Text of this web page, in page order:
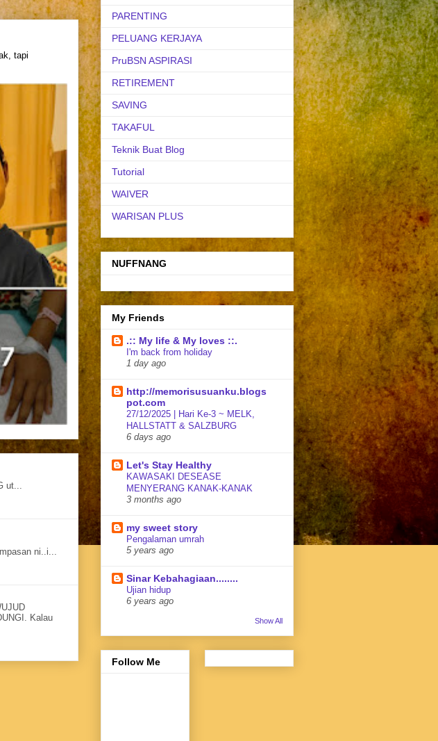
tapi
ut...
ni..i...
Kalau
PARENTING
PELUANG KERJAYA
PruBSN ASPIRASI
RETIREMENT
SAVING
TAKAFUL
Teknik Buat Blog
Tutorial
WAIVER
WARISAN PLUS
NUFFNANG
My Friends
.:: My life & My loves ::.
I'm back from holiday
1 day ago
http://memorisusuanku.blogs
pot.com
27/12/2025 | Hari Ke-3 ~ MELK,
HALLSTATT & SALZBURG
6 days ago
Let's Stay Healthy
KAWASAKI DESEASE
MENYERANG KANAK-KANAK
3 months ago
my sweet story
Pengalaman umrah
5 years ago
Sinar Kebahagiaan........
Ujian hidup
6 years ago
Show All
Follow Me